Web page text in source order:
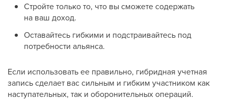
Стройте только то, что вы сможете содержать
на ваш доход.
Оставайтесь гибкими и подстраивайтесь под
потребности альянса.
Если использовать ее правильно, гибридная учетная
запись сделает вас сильным и гибким участником как
наступательных, так и оборонительных операций.